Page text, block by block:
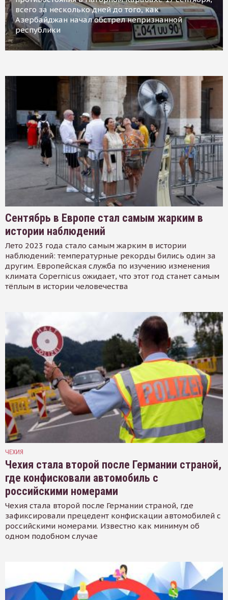
всего за несколько дней до того, как
Азербайджан начал обстрел непризнанной
республики
Сентябрь в Европе стал самым жарким в
истории наблюдений
Лето 2023 года стало самым жарким в истории
наблюдений: температурные рекорды бились один за
другим. Европейская служба по изучению изменения
климата Copernicus ожидает, что этот год станет самым
тёплым в истории человечества
ЧЕХИЯ
Чехия стала второй после Германии страной,
где конфисковали автомобиль с
российскими номерами
Чехия стала второй после Германии страной, где
зафиксировали прецедент конфискации автомобилей с
российскими номерами. Известно как минимум об
одном подобном случае